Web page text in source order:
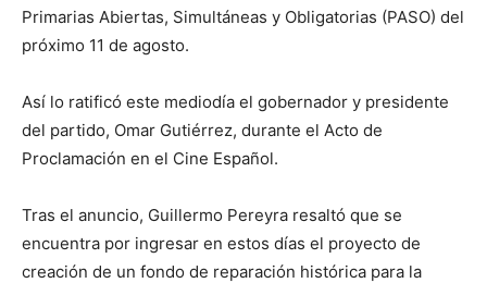
Primarias Abiertas, Simultáneas y Obligatorias (PASO) del
próximo 11 de agosto.
Así lo ratificó este mediodía el gobernador y presidente
del partido, Omar Gutiérrez, durante el Acto de
Proclamación en el Cine Español.
Tras el anuncio, Guillermo Pereyra resaltó que se
encuentra por ingresar en estos días el proyecto de
creación de un fondo de reparación histórica para la